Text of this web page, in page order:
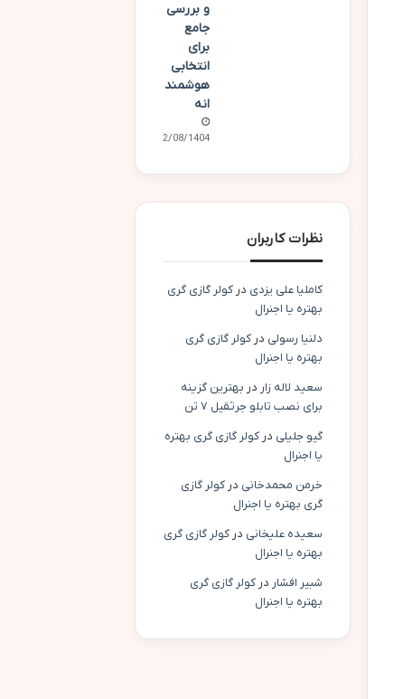
و بررسی
جامع
برای
انتخابی
هوشمند
انه
12/08/1404
نظرات کاربران
کاملیا علی یزدی در کولر گازی گری
بهتره یا اجنرال
دلنیا رسولی در کولر گازی گری
بهتره یا اجنرال
سعید لاله زار در بهترین گزینه
برای نصب تابلو جرثقیل ۷ تن
گیو جلیلی در کولر گازی گری بهتره
یا اجنرال
خرمن محمدخانی در کولر گازی
گری بهتره یا اجنرال
سعیده علیخانی در کولر گازی گری
بهتره یا اجنرال
شبیر افشار در کولر گازی گری
بهتره یا اجنرال